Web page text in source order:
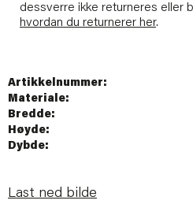
dessverre ikke returneres eller
hvordan du returnerer her.
Artikkelnummer:
Materiale:
Bredde:
Høyde:
Dybde:
Last ned bilde